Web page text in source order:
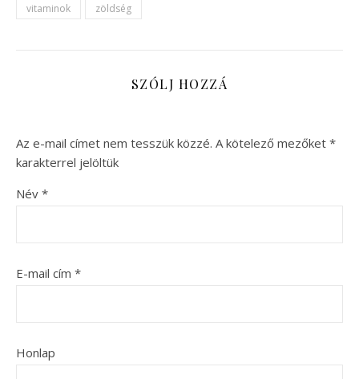
vitaminok
zöldség
SZÓLJ HOZZÁ
Az e-mail címet nem tesszük közzé. A kötelező mezőket *
karakterrel jelöltük
Név *
E-mail cím *
Honlap